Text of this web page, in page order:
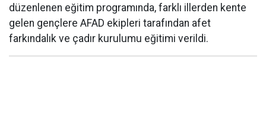
düzenlenen eğitim programında, farklı illerden kente
gelen gençlere AFAD ekipleri tarafından afet
farkındalık ve çadır kurulumu eğitimi verildi.